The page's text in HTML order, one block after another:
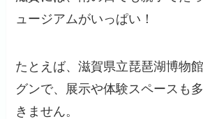
ュージアムがいっぱい！
たとえば、滋賀県立琵琶湖博物
グンで、展示や体験スペースも
きません。